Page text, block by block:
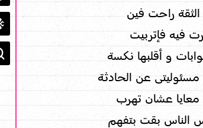
راحت فين
فيه فإتربيت
و أقلبها نكسة
عن الحادثة
عشان تهرب
الناس بقت بتفهم